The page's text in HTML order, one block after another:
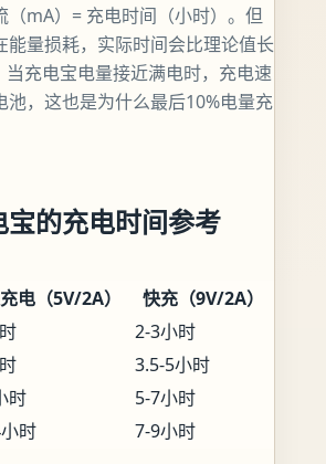
（mA）= 充电时间（小时）。但
能量损耗，实际时间会比理论值长
当充电宝电量接近满电时，充电速
池，这也是为什么最后10%电量充
的充电时间参考
电（5V/2A）
快充（9V/2A）
2-3小时
3.5-5小时
时
5-7小时
时 7-9小时